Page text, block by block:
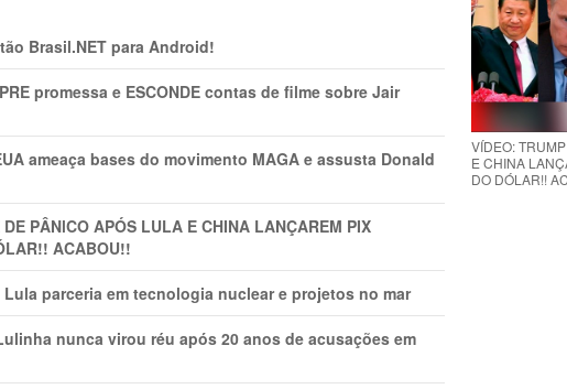
Brasil.NET para Android!
promessa e ESCONDE contas de filme sobre Jair
ameaça bases do movimento MAGA e assusta Donald
PÂNlCO APÓS LULA E CHINA LANÇAREM PIX
ACABOU!!
parceria em tecnologia nuclear e projetos no mar
nunca virou réu após 20 anos de acusações em
VÍDEO:
E CHINA
DO DÓLAR!!